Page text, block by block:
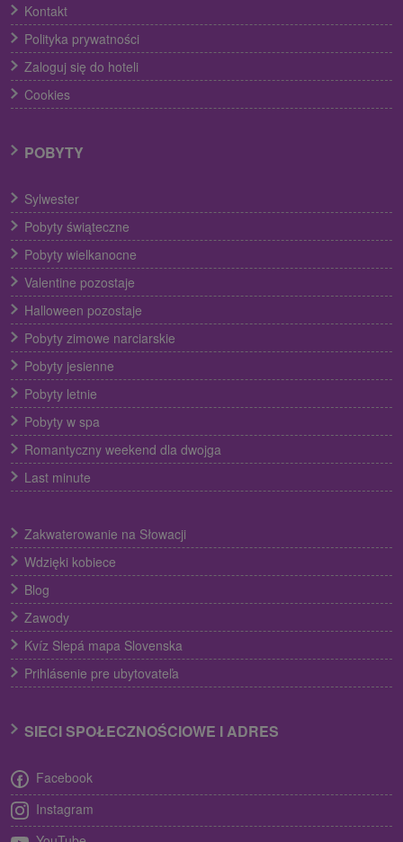
Kontakt
Polityka prywatności
Zaloguj się do hoteli
Cookies
POBYTY
Sylwester
Pobyty świąteczne
Pobyty wielkanocne
Valentine pozostaje
Halloween pozostaje
Pobyty zimowe narciarskie
Pobyty jesienne
Pobyty letnie
Pobyty w spa
Romantyczny weekend dla dwojga
Last minute
Zakwaterowanie na Słowacji
Wdzięki kobiece
Blog
Zawody
Kvíz Slepá mapa Slovenska
Prihlásenie pre ubytovateľa
SIECI SPOŁECZNOŚCIOWE I ADRES
Facebook
Instagram